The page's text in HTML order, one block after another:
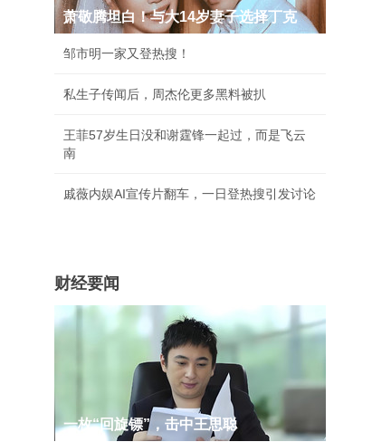
萧敬腾坦白！与大14岁妻子选择丁克
邹市明一家又登热搜！
私生子传闻后，周杰伦更多黑料被扒
王菲57岁生日没和谢霆锋一起过，而是飞云
南
戚薇内娱AI宣传片翻车，一日登热搜引发讨论
财经要闻
一枚“回旋镖”，击中王思聪